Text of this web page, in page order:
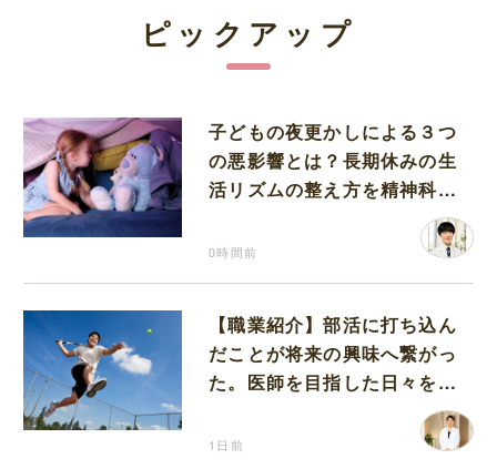
ピックアップ
子どもの夜更かしによる３つ
の悪影響とは？長期休みの生
活リズムの整え方を精神科医
0時間前
【職業紹介】部活に打ち込ん
だことが将来の興味へ繋がっ
た。医師を目指した日々を振
1日前